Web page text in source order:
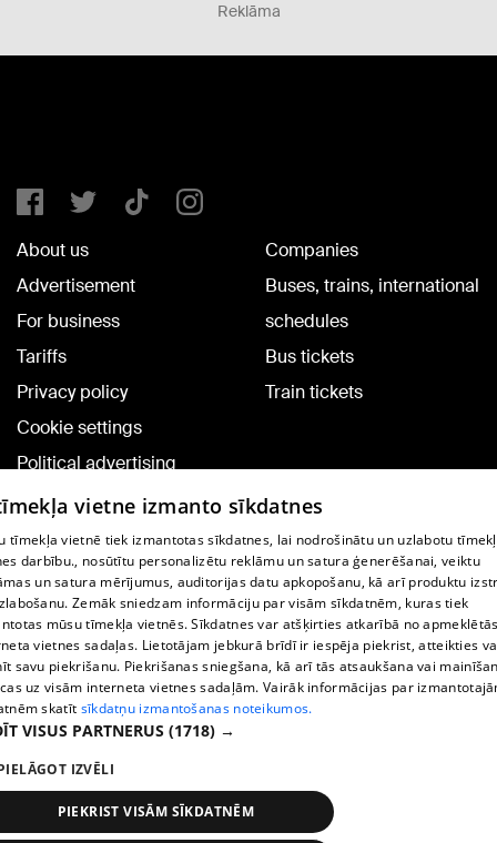
Reklāma
About us
Advertisement
For business
Tariffs
Privacy policy
Cookie settings
Political advertising
Cookie policy
Commenting terms
Companies
Buses, trains, international
schedules
Bus tickets
Train tickets
TV program
Contract rules
360 Ziņu kontakti
Helio Media
Vortal assistance service: e-mail -
All rights reserved.
vietne izmanto sīkdatnes
tīmekļa vietnē tiek izmantotas sīkdatnes, lai nodrošinātu un uzlabotu
darbību., nosūtītu personalizētu reklāmu un satura ģenerēšanai, veiktu
un satura mērījumus, auditorijas datu apkopošanu, kā arī produktu
Zemāk sniedzam informāciju par visām sīkdatnēm, kuras tiek
mūsu tīmekļa vietnēs. Sīkdatnes var atšķirties atkarībā no
vietnes sadaļas. Lietotājam jebkurā brīdī ir iespēja piekrist, atteikties
savu piekrišanu. Piekrišanas sniegšana, kā arī tās atsaukšana vai
uz visām interneta vietnes sadaļām. Vairāk informācijas par
skatīt sīkdatņu izmantošanas noteikumos.
VISUS PARTNERUS (1718) →
IZVĒLI
PIEKRIST VISĀM SĪKDATNĒM